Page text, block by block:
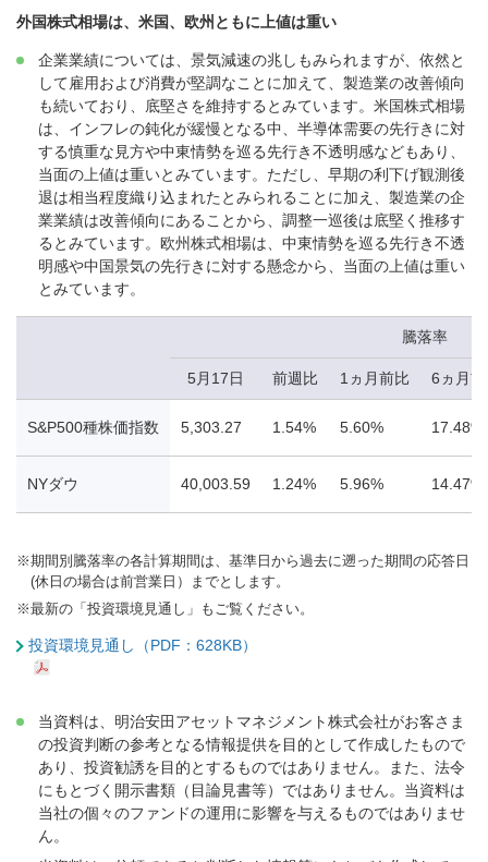
外国株式相場は、米国、欧州ともに上値は重い
企業業績については、景気減速の兆しもみられますが、依然と
して雇用および消費が堅調なことに加えて、製造業の改善傾向
も続いており、底堅さを維持するとみています。米国株式相場
は、インフレの鈍化が緩慢となる中、半導体需要の先行きに対
する慎重な見方や中東情勢を巡る先行き不透明感などもあり、
当面の上値は重いとみています。ただし、早期の利下げ観測後
退は相当程度織り込まれたとみられることに加え、製造業の企
業業績は改善傾向にあることから、調整一巡後は底堅く推移す
るとみています。欧州株式相場は、中東情勢を巡る先行き不透
明感や中国景気の先行きに対する懸念から、当面の上値は重い
とみています。
騰落率
5月17日 前週比 1ヵ月前比 6ヵ月
S&P500種株価指数 5,303.27 1.54% 5.60% 17.48%
NYダウ 40,003.59 1.24% 5.96% 14.47%
※期間別騰落率の各計算期間は、基準日から過去に遡った期間の応答日
(休日の場合は前営業日）までとします。
※最新の「投資環境見通し」もご覧ください。
投資環境見通し（PDF：628KB）
当資料は、明治安田アセットマネジメント株式会社がお客さま
の投資判断の参考となる情報提供を目的として作成したもので
あり、投資勧誘を目的とするものではありません。また、法令
にもとづく開示書類（目論見書等）ではありません。当資料は
当社の個々のファンドの運用に影響を与えるものではありませ
ん。